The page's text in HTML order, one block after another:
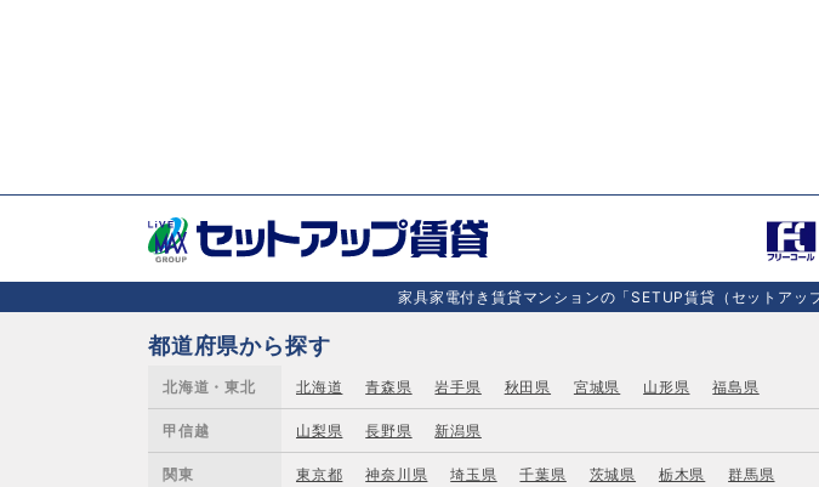
家具家電付き賃貸マンションの「SETUP賃貸（セットア
都道府県から探す
北海道・東北 北海道 青森県 岩手県 秋田県 宮城県 山形県 福島県
甲信越 山梨県 長野県 新潟県
関東 東京都 神奈川県 埼玉県 千葉県 茨城県 栃木県 群馬県